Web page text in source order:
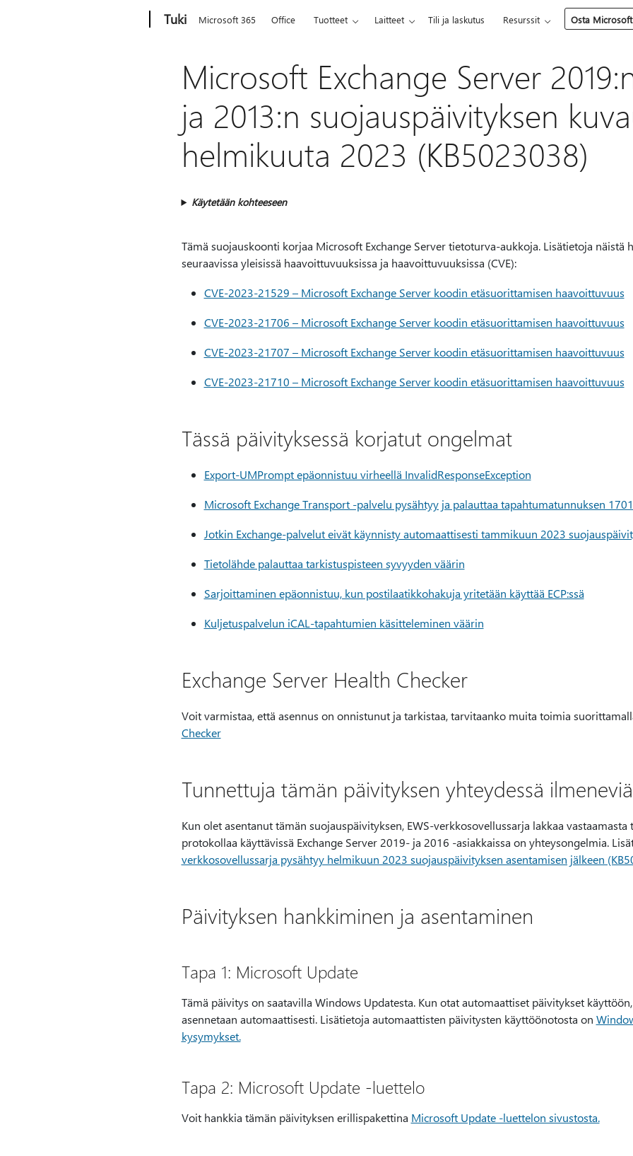
Tuki Microsoft 365 Office Tuotteet Laitteet Tili ja laskutus Resurssit Osta
Microsoft Exchange Server
ja 2013:n suojauspäivityksen
helmikuuta 2023 (KB5023038)
Käytetään kohteeseen
Tämä suojauskoonti korjaa Microsoft Exchange Server tietoturva-aukkoja. Lisätietoja näistä
seuraavissa yleisissä haavoittuvuuksissa ja haavoittuvuuksissa (CVE):
CVE-2023-21529 – Microsoft Exchange Server koodin etäsuorittamisen haavoittuvuus
CVE-2023-21706 – Microsoft Exchange Server koodin etäsuorittamisen haavoittuvuus
CVE-2023-21707 – Microsoft Exchange Server koodin etäsuorittamisen haavoittuvuus
CVE-2023-21710 – Microsoft Exchange Server koodin etäsuorittamisen haavoittuvuus
Tässä päivityksessä korjatut ongelmat
Export-UMPrompt epäonnistuu virheellä InvalidResponseException
Microsoft Exchange Transport -palvelu pysähtyy ja palauttaa tapahtumatunnuksen
Jotkin Exchange-palvelut eivät käynnisty automaattisesti tammikuun 2023
Tietolähde palauttaa tarkistuspisteen syvyyden väärin
Sarjoittaminen epäonnistuu, kun postilaatikkohakuja yritetään käyttää ECP:ssä
Kuljetuspalvelun iCAL-tapahtumien käsitteleminen väärin
Exchange Server Health Checker
Voit varmistaa, että asennus on onnistunut ja tarkistaa, tarvitaanko muita toimia
Checker
Tunnettuja tämän päivityksen yhteydessä
Kun olet asentanut tämän suojauspäivityksen, EWS-verkkosovellussarja lakkaa vastaamasta
protokollaa käyttävissä Exchange Server 2019- ja 2016 -asiakkaissa on yhteysongelmia.
verkkosovellussarja pysähtyy helmikuun 2023 suojauspäivityksen asentamisen jälkeen
Päivityksen hankkiminen ja asentaminen
Tapa 1: Microsoft Update
Tämä päivitys on saatavilla Windows Updatesta. Kun otat automaattiset päivitykset
asennetaan automaattisesti. Lisätietoja automaattisten päivitysten käyttöönotosta on
kysymykset.
Tapa 2: Microsoft Update -luettelo
Voit hankkia tämän päivityksen erillispakettina Microsoft Update -luettelon sivustosta.